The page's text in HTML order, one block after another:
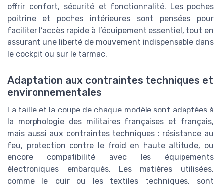
offrir confort, sécurité et fonctionnalité. Les poches
poitrine et poches intérieures sont pensées pour
faciliter l’accès rapide à l’équipement essentiel, tout en
assurant une liberté de mouvement indispensable dans
le cockpit ou sur le tarmac.
Adaptation aux contraintes techniques et
environnementales
La taille et la coupe de chaque modèle sont adaptées à
la morphologie des militaires françaises et français,
mais aussi aux contraintes techniques : résistance au
feu, protection contre le froid en haute altitude, ou
encore compatibilité avec les équipements
électroniques embarqués. Les matières utilisées,
comme le cuir ou les textiles techniques, sont